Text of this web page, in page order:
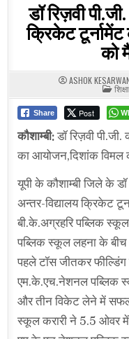
डॉ रिज़वी
क्रिकेट
को
ASHOK
IN
शिक्षा
Share Post
कौशाम्बी:डॉ रिज़वी
का आयोजन,दिशांक
यूपी के कौशाम्बी जिले के
अन्तर-विद्यालय क्रिकेट
बी.के.अग्रहरि पब्लिक
पब्लिक स्कूल लहना के
पहले टॉस जीतकर फील्डिंग
एम.के.एच.नेशनल पब्लिक
और तीन विकेट लेने में सफल
स्कूल करारी ने 5.5 ओवर